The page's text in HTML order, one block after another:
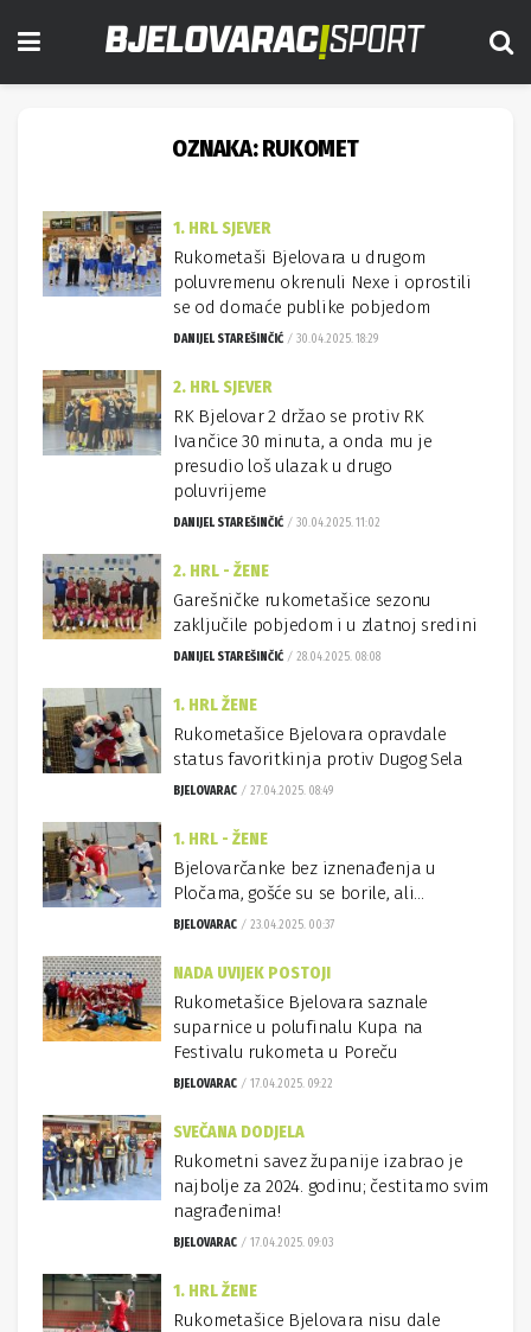
OZNAKA:RUKOMET
1. HRL SJEVER
Rukometaši Bjelovara u drugom
poluvremenu okrenuli Nexe i oprostili
se od domaće publike pobjedom
DANIJEL STAREŠINČIĆ 30.04.2025. 18:29
2. HRL SJEVER
RK Bjelovar 2 držao se protiv RK
Ivančice 30 minuta, a onda mu je
presudio loš ulazak u drugo
poluvrijeme
DANIJEL STAREŠINČIĆ 30.04.2025. 11:02
2. HRL - ŽENE
Garešničke rukometašice sezonu
zaključile pobjedom i u zlatnoj sredini
DANIJEL STAREŠINČIĆ 28.04.2025. 08:08
1. HRL ŽENE
Rukometašice Bjelovara opravdale
status favoritkinja protiv Dugog Sela
BJELOVARAC 27.04.2025. 08:49
1. HRL - ŽENE
Bjelovarčanke bez iznenađenja u
Pločama, gošće su se borile, ali…
BJELOVARAC 23.04.2025. 00:37
NADA UVIJEK POSTOJI
Rukometašice Bjelovara saznale
suparnice u polufinalu Kupa na
Festivalu rukometa u Poreču
BJELOVARAC 17.04.2025. 09:22
SVEČANA DODJELA
Rukometni savez županije izabrao je
najbolje za 2024. godinu; čestitamo svim
nagrađenima!
BJELOVARAC 17.04.2025. 09:03
1. HRL ŽENE
Rukometašice Bjelovara nisu dale